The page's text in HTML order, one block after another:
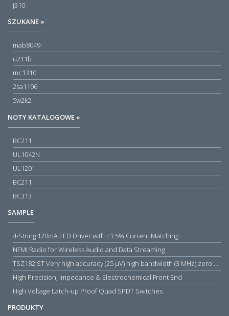
j310
SZUKANE »
mab8049
u211b
mc1310
2sa1106
5w2k2
NOTY KATALOGOWE »
BC211
UL1042N
UL1201
BC211
BC313
SAMPLE
4-String 120mA LED Driver with ±1.5% Current Matching
NFMI Radio for Wireless Audio and Data Streaming
TSZ182IST Very high accuracy (25 µV) high bandwidth (3 MHz) zero drift 5 V operational amplifiers
High Precision, Impedance & Electrochemical Front End
High Voltage Latch-up Proof Quad SPDT Switches
PRODUKTY